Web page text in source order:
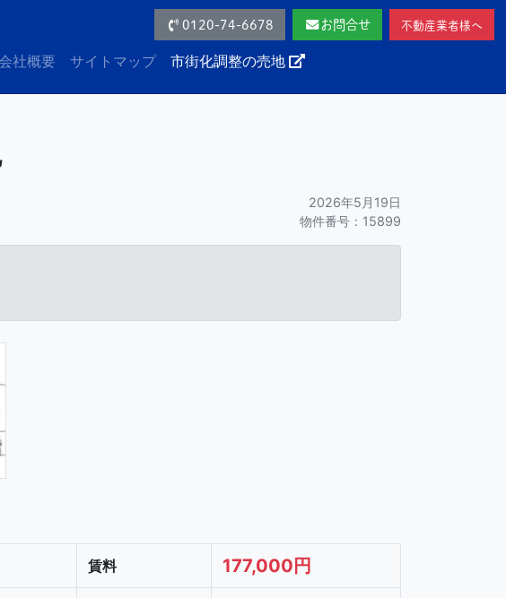
社概要 サイトマップ 市街化調整の売地
0120-74-6678 お問合せ 不動産業者様へ
2026年5月19日
物件番号：15899
賃料 177,000円